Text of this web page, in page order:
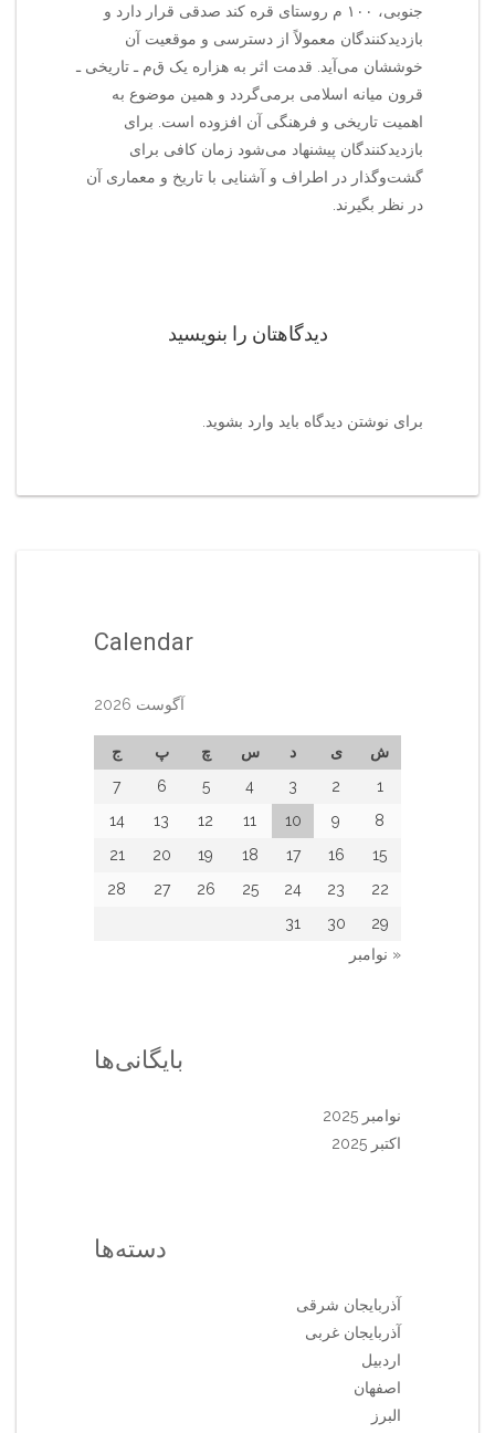
جنوبی، ۱۰۰ م روستای قره کند صدقی قرار دارد و
بازدیدکنندگان معمولاً از دسترسی و موقعیت آن
خوششان می‌آید. قدمت اثر به هزاره یک ق‌م‌ ـ تاریخی ـ
قرون میانه اسلامی برمی‌گردد و همین موضوع به
اهمیت تاریخی و فرهنگی آن افزوده است. برای
بازدیدکنندگان پیشنهاد می‌شود زمان کافی برای
گشت‌وگذار در اطراف و آشنایی با تاریخ و معماری آن
در نظر بگیرند.
دیدگاهتان را بنویسید
برای نوشتن دیدگاه باید وارد بشوید
Calendar
آگوست 2026
ش ی د س چ پ
ج
1
2
3
4
5
6
7
8
9
10
11
12
13
14
15
16
17
18
19
20
21
22
23
24
25
26
27
28
29
30
31
« نوامبر
بایگانی‌ها
نوامبر 2025
اکتبر 2025
دسته‌ها
آذربایجان شرقی
آذربایجان غربی
اردبیل
اصفهان
البرز